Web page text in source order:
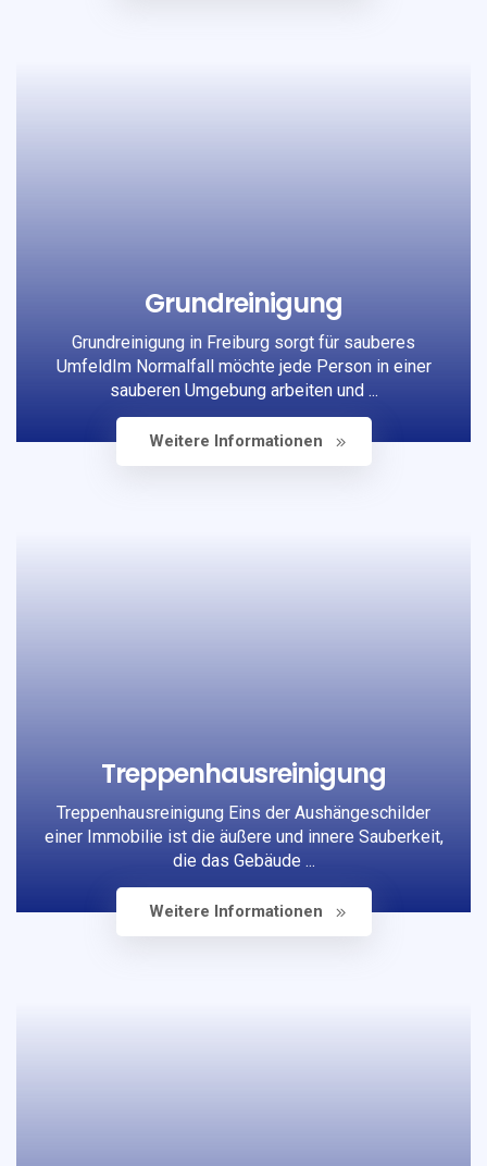
Grundreinigung
Grundreinigung in Freiburg sorgt für sauberes
UmfeldIm Normalfall möchte jede Person in einer
sauberen Umgebung arbeiten und ...
Weitere Informationen
Treppenhausreinigung
Treppenhausreinigung Eins der Aushängeschilder
einer Immobilie ist die äußere und innere Sauberkeit,
die das Gebäude ...
Weitere Informationen